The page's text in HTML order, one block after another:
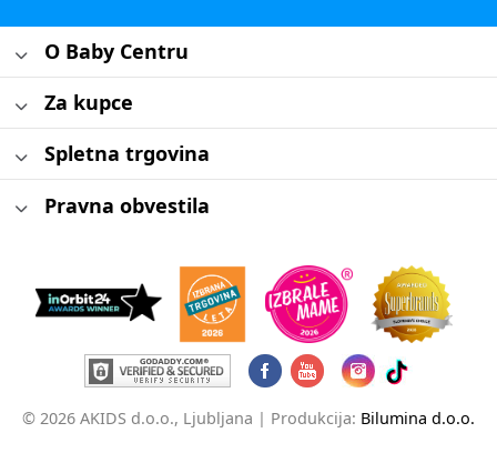
O Baby Centru
Za kupce
Spletna trgovina
Pravna obvestila
© 2026 AKIDS d.o.o., Ljubljana | Produkcija: Bilumina d.o.o.